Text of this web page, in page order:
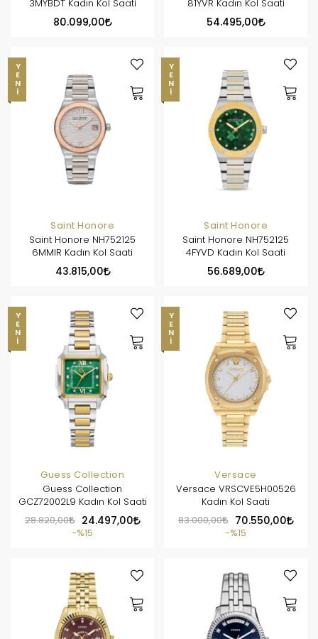
3MYBDT Kadın Kol Saati
80.099,00
81YVR Kadın Kol Saati
54.495,00
YENI
Saint Honore
Saint Honore NH752125
6MMIR Kadın Kol Saati
43.815,00
YENI
Saint Honore
Saint Honore NH752125
4FYVD Kadın Kol Saati
56.689,00
YENI
Guess Collection
Guess Collection
GCZ72002L9 Kadın Kol Saati
28.820,00
24.497,00
%15
YENI
Versace
Versace VRSCVE5H00526
Kadın Kol Saati
83.000,00
70.550,00
%15